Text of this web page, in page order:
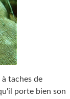
taches de
porte bien son